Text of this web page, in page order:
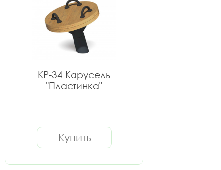
КР-34 Карусель
"Пластинка"
Купить